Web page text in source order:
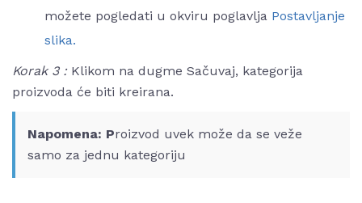
možete pogledati u okviru poglavlja Postavljanje
slika.
Korak 3 :Klikom na dugme Sačuvaj, kategorija
proizvoda će biti kreirana.
Napomena: Proizvod uvek može da se veže
samo za jednu kategoriju